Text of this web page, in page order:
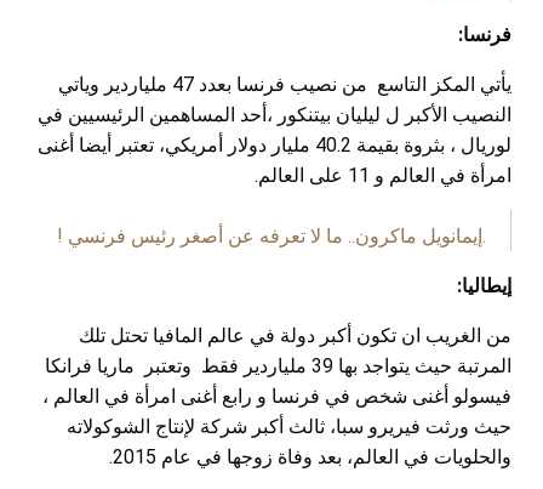
فرنسا:
يأتي المكز التاسع من نصيب فرنسا بعدد 47 ملياردير وياتي
النصيب الأكبر ل ليليان بيتنكور ،أحد المساهمين الرئيسيين في
لوريال ، بثروة بقيمة 40.2 مليار دولار أمريكي، تعتبر أيضا أغنى
امرأة في العالم و 11 على العالم.
.إيمانويل ماكرون.. ما لا تعرفه عن أصغر رئيس فرنسي !
إيطاليا:
من الغريب ان تكون أكبر دولة في عالم المافيا تحتل تلك
المرتبة حيث يتواجد بها 39 ملياردير فقط وتعتبر ماريا فرانكا
فيسولو أغنى شخص في فرنسا و رابع أغنى امرأة في العالم ،
حيث ورثت فيريرو سبا، ثالث أكبر شركة لإنتاج الشوكولاته
والحلويات في العالم، بعد وفاة زوجها في عام 2015.